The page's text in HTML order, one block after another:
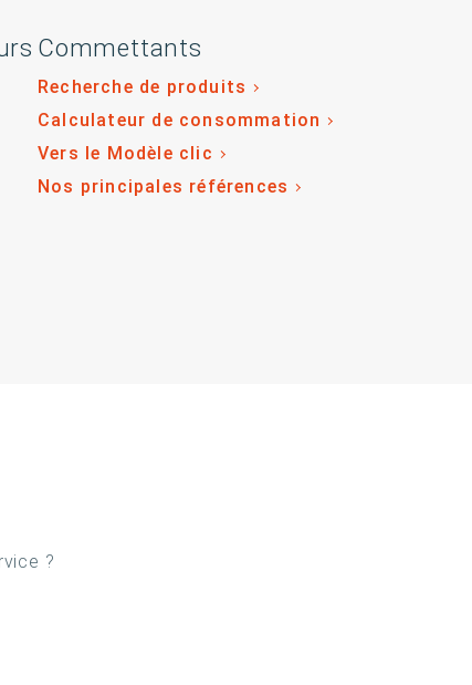
Commettants
Recherche de produits
Calculateur de consommation
Vers le Modèle clic
Nos principales références
?